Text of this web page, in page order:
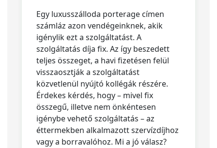
Egy luxusszálloda porterage címen
számláz azon vendégeinknek, akik
igénylik ezt a szolgáltatást. A
szolgáltatás díja fix. Az így beszedett
teljes összeget, a havi fizetésen felül
visszaosztják a szolgáltatást
közvetlenül nyújtó kollégák részére.
Érdekes kérdés, hogy – mivel fix
összegű, illetve nem önkéntesen
igénybe vehető szolgáltatás – az
éttermekben alkalmazott szervízdíjhoz
vagy a borravalóhoz. Mi a jó válasz?